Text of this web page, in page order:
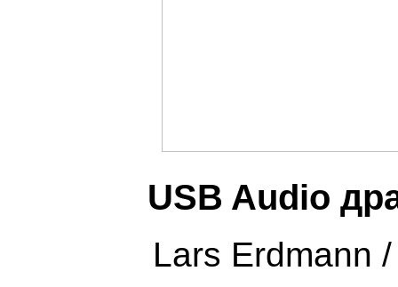
USB Audio
Lars Erdmann